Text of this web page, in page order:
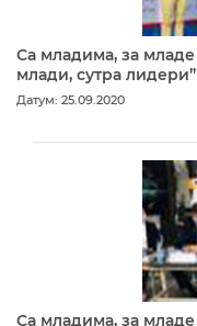
Са младима, за
млади, сутра лидери”
Датум: 25.09.2020
Са младима, за